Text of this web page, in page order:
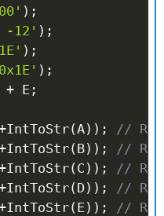
) ;
12' ) ;
) ;
) ;
+ E ;
IntToStr(A) ) ;
//
IntToStr(B) ) ;
//
IntToStr(C ) ) ;
//
IntToStr(D) ) ;
//
IntToStr(E ) ) ;
//